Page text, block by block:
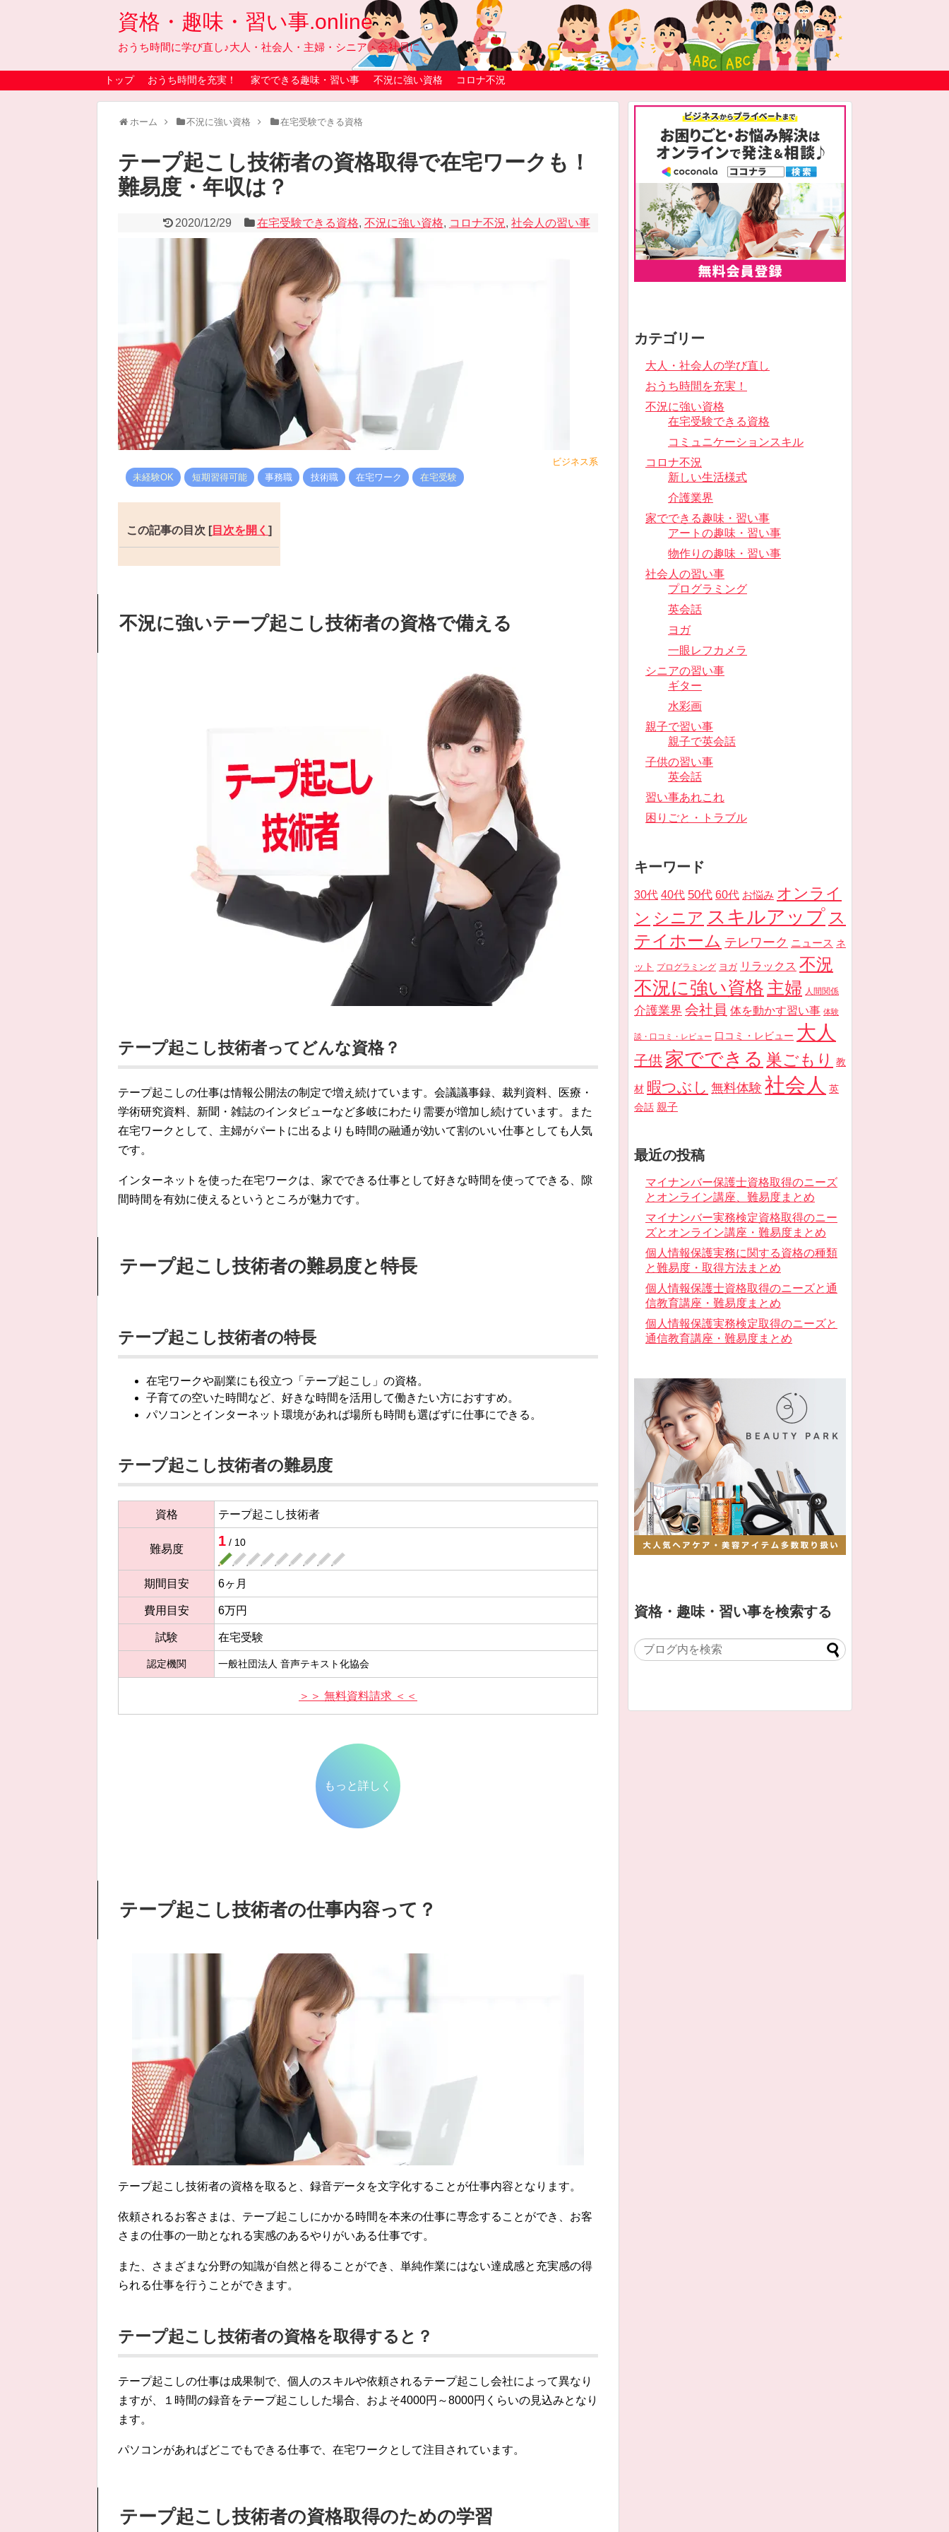
資格・趣味・習い事.online
おうち時間に学び直し♪大人・社会人・主婦・シニア・会社員に
トップ おうち時間を充実！ 家でできる趣味・習い事 不況に強い資格 コロナ不況
ホーム 不況に強い資格 在宅受験できる資格
テープ起こし技術者の資格取得で在宅ワークも！
難易度・年収は？
2020/12/29 在宅受験できる資格, 不況に強い資格, コロナ不況, 社会人の習い事
ビジネス系
未経験OK
短期習得可能 事務職 技術職 在宅ワーク 在宅受験
この記事の目次 [目次を開く ]
不況に強いテープ起こし技術者の資格で備える
テープ起こし技術者ってどんな資格？
テープ起こしの仕事は情報公開法の制定で増え続けています。会議議事録、裁判資料、医療・
学術研究資料、新聞・雑誌のインタビューなど多岐にわたり需要が増加し続けています。また
在宅ワークとして、主婦がパートに出るよりも時間の融通が効いて割のいい仕事としても人気
です。
インターネットを使った在宅ワークは、家でできる仕事として好きな時間を使ってできる、隙
間時間を有効に使えるというところが魅力です。
テープ起こし技術者の難易度と特長
テープ起こし技術者の特長
在宅ワークや副業にも役立つ「テープ起こし」の資格。
子育ての空いた時間など、好きな時間を活用して働きたい方におすすめ。
パソコンとインターネット環境があれば場所も時間も選ばずに仕事にできる。
テープ起こし技術者の難易度
資格 テープ起こし技術者
難易度
1 / 10
期間目安 6ヶ月
費用目安 6万円
試験 在宅受験
認定機関 一般社団法人 音声テキスト化協会
＞＞ 無料資料請求 ＜＜
もっと詳しく
テープ起こし技術者の仕事内容って？
テープ起こし技術者の資格を取ると、録音データを文字化することが仕事内容となります。
依頼されるお客さまは、テーブ起こしにかかる時間を本来の仕事に専念することができ、お客
さまの仕事の一助となれる実感のあるやりがいある仕事です。
また、さまざまな分野の知識が自然と得ることができ、単純作業にはない達成感と充実感の得
られる仕事を行うことができます。
テープ起こし技術者の資格を取得すると？
テープ起こしの仕事は成果制で、個人のスキルや依頼されるテープ起こし会社によって異なり
ますが、１時間の録音をテープ起こしした場合、およそ4000円～8000円くらいの見込みとなり
ます。
パソコンがあればどこでもできる仕事で、在宅ワークとして注目されています。
テープ起こし技術者の資格取得のための学習
カテゴリー
大人・社会人の学び直し
おうち時間を充実！
不況に強い資格
在宅受験できる資格
コミュニケーションスキル
コロナ不況
新しい生活様式
介護業界
家でできる趣味・習い事
アートの趣味・習い事
物作りの趣味・習い事
社会人の習い事
プログラミング
英会話
ヨガ
一眼レフカメラ
シニアの習い事
ギター
水彩画
親子で習い事
親子で英会話
子供の習い事
英会話
習い事あれこれ
困りごと・トラブル
キーワード
30代 40代 50代 60代 お悩み オンライ
ン シニア スキルアップ ス
テイホーム テレワーク ニュース ネ
ット プログラミング ヨガ リラックス 不況
不況に強い資格 主婦 人間関係
介護業界 会社員 体を動かす習い事 体験
談・口コミ・レビュー 口コミ・レビュー 大人
子供 家でできる 巣ごもり 教
材 暇つぶし 無料体験 社会人
英
会話 親子
最近の投稿
マイナンバー保護士資格取得のニーズ
とオンライン講座、難易度まとめ
マイナンバー実務検定資格取得のニー
ズとオンライン講座・難易度まとめ
個人情報保護実務に関する資格の種類
と難易度・取得方法まとめ
個人情報保護士資格取得のニーズと通
信教育講座・難易度まとめ
個人情報保護実務検定取得のニーズと
通信教育講座・難易度まとめ
資格・趣味・習い事を検索する